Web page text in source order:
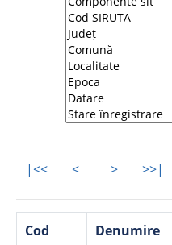
|<< < > >>|
Cod
Denumire